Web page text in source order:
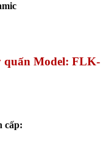
quấn Model: FLK-
cấp: